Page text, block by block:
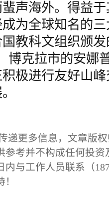
声海外。得益
为全球知名的
教科文组织颁
博克拉市的安娜
极进行友好山
递更多信息，文章版
参考并不构成任何投
与工作人员联系（